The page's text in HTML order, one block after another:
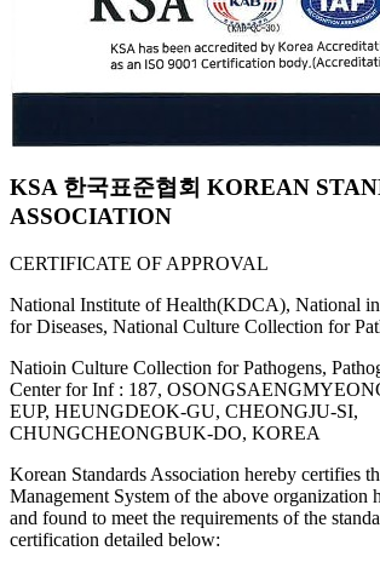
KSA 한국표준협회 KOREAN
ASSOCIATION
CERTIFICATE OF APPROVAL
National Institute of Health(KDCA), National
for Diseases, National Culture Collection for
Natioin Culture Collection for Pathogens,
Center for Inf : 187,
EUP, HEUNGDEOK-GU, CHEONGJU-SI,
CHUNGCHEONGBUK-DO, KOREA
Korean Standards Association hereby certifies
Management System of the above organization
and found to meet the requirements of the
certification detailed below: